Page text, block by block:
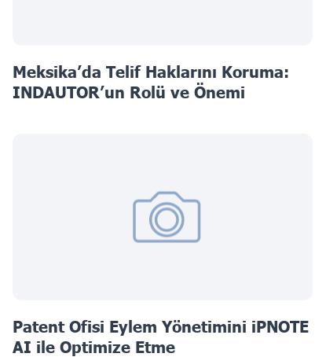
Meksika’da Telif Haklarını Koruma:
INDAUTOR’un Rolü ve Önemi
Patent Ofisi Eylem Yönetimini iPNOTE
AI ile Optimize Etme